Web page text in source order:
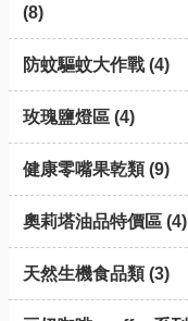
(8)
防蚊驅蚊大作戰 (4)
玫瑰鹽燈區 (4)
健康零嘴果乾類 (9)
奧莉塔油品特價區 (4)
天然生機食品類 (3)